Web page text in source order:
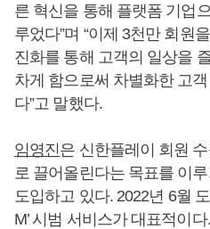
른 혁신을 통해 플랫폼 기업
루었다”며 “이제 3천만 회원
진화를 통해 고객의 일상을
차게 함으로써 차별화한 고
다”고 말했다.
임영진은 신한플레이 회원
로 끌어올린다는 목표를 이
도입하고 있다. 2022년 6월
M’ 시범 서비스가 대표적이다.